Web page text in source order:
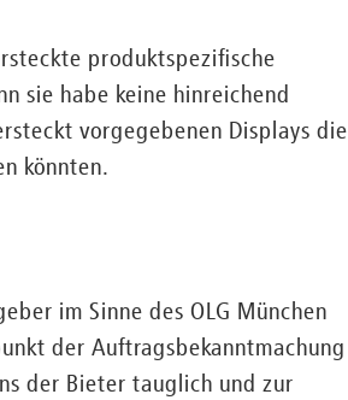
produktspezifische
sie habe keine hinreichend
vorgegebenen Displays die
könnten.
im Sinne des OLG München
der Auftragsbekanntmachung
der Bieter tauglich und zur